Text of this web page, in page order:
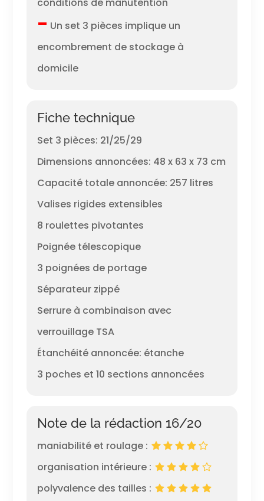
– Un set 3 pièces implique un
encombrement de stockage à
domicile
Fiche technique
Set 3 pièces: 21/25/29
Dimensions annoncées: 48 x 63 x 73 cm
Capacité totale annoncée: 257 litres
Valises rigides extensibles
8 roulettes pivotantes
Poignée télescopique
3 poignées de portage
Séparateur zippé
Serrure à combinaison avec
verrouillage TSA
Étanchéité annoncée: étanche
3 poches et 10 sections annoncées
Note de la rédaction 16/20
maniabilité et roulage :
organisation intérieure :
polyvalence des tailles :